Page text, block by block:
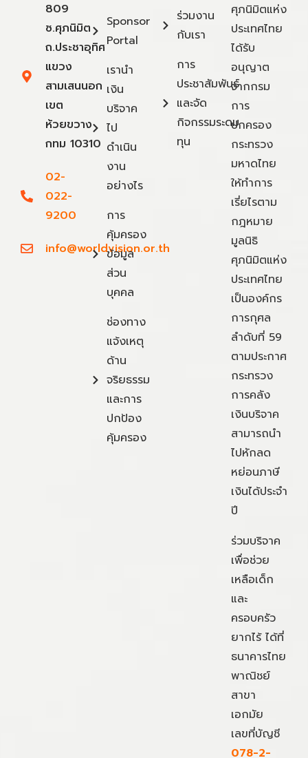
809
ซ.ศุภนิมิต
ถ.ประชาอุทิศ
แขวง
สามเสนนอก
เขต
ห้วยขวาง
กทม 10310
02-
022-
9200
info@worldvision.or.th
Sponsor
Portal
เรานำ
เงิน
บริจาค
ไป
ดำเนิน
งาน
อย่างไร
การ
คุ้มครอง
ข้อมูล
ส่วน
บุคคล
ช่องทาง
แจ้งเหตุ
ด้าน
จริยธรรม
และการ
ปกป้อง
คุ้มครอง
ร่วมงาน
กับเรา
การ
ประชาสัมพันธ์
และจัด
กิจกรรมระดม
ทุน
ศุภนิมิตแห่ง
ประเทศไทย
ได้รับ
อนุญาต
จากกรม
การ
ปกครอง
กระทรวง
มหาดไทย
ให้ทำการ
เรี่ยไรตาม
กฎหมาย
มูลนิธิ
ศุภนิมิตแห่ง
ประเทศไทย
เป็นองค์กร
การกุศล
ลำดับที่ 59
ตามประกาศ
กระทรวง
การคลัง
เงินบริจาค
สามารถนำ
ไปหักลด
หย่อนภาษี
เงินได้ประจำ
ปี
ร่วมบริจาค
เพื่อช่วย
เหลือเด็ก
และ
ครอบครัว
ยากไร้ ได้ที่
ธนาคารไทย
พาณิชย์
สาขา
เอกมัย
เลขที่บัญชี
078-2-